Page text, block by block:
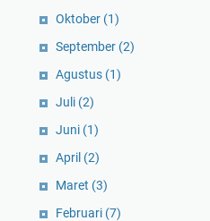
Oktober (1)
September (2)
Agustus (1)
Juli (2)
Juni (1)
April (2)
Maret (3)
Februari (7)